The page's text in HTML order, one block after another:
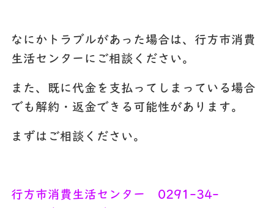
なにかトラブルがあった場合は、行方市消費
生活センターにご相談ください。
また、既に代金を支払ってしまっている場合
でも解約・返金できる可能性があります。
まずはご相談ください。
行方市消費生活センター 0291-34-